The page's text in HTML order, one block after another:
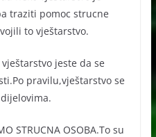
traziti pomoc strucne
to vještarstvo.
jeste da se
pravilu,vještarstvo se
STRUCNA OSOBA.To su